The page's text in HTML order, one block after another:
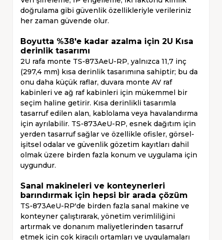
doğrulama gibi güvenlik özellikleriyle verileriniz
her zaman güvende olur.
Boyutta %38'e kadar azalma için 2U Kısa
derinlik tasarımı
2U rafa monte TS-873AeU-RP, yalnızca 11,7 inç
(297,4 mm) kısa derinlik tasarımına sahiptir; bu da
onu daha küçük raflar, duvara monte AV raf
kabinleri ve ağ raf kabinleri için mükemmel bir
seçim haline getirir. Kısa derinlikli tasarımla
tasarruf edilen alan, kablolama veya havalandırma
için ayrılabilir. TS-873AeU-RP, esnek dağıtım için
yerden tasarruf sağlar ve özellikle ofisler, görsel-
işitsel odalar ve güvenlik gözetim kayıtları dahil
olmak üzere birden fazla konum ve uygulama için
uygundur.
Sanal makineleri ve konteynerleri
barındırmak için hepsi bir arada çözüm
TS-873AeU-RP'de birden fazla sanal makine ve
konteyner çalıştırarak, yönetim verimliliğini
artırmak ve donanım maliyetlerinden tasarruf
etmek için çok kiracılı ortamları ve uygulamaları